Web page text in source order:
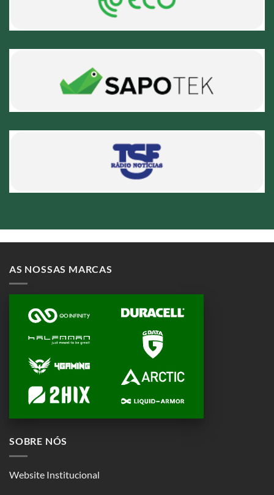
AS NOSSAS MARCAS
SOBRE NÓS
Website Institucional